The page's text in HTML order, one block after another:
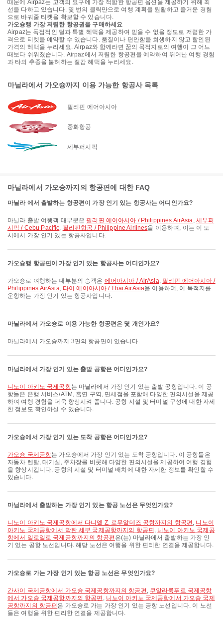
때문에 Airpaz는 고객의 요구에 가장 적합한 항공편 옵션을 제공하기 위해 최
선을 다하고 있습니다. 몇 번의 클릭만으로 여행 계획을 원활하고 즐거운 경험
으로 바꿔줄 티켓을 확보할 수 있습니다.
가오슝행 가장 저렴한 항공권을 구매하세요
Airpaz는 독점적인 딜과 특별 혜택을 제공하여 믿을 수 없을 정도로 저렴한 가
격으로 티켓을 예약할 수 있습니다. 품질이나 편안함을 희생하지 않고 할인된
가격의 혜택을 누리세요. Airpaz와 함께라면 꿈의 목적지로의 여행이 그 어느
때보다 쉬워졌습니다. Airpaz에서 저렴한 항공편을 예약하여 뛰어난 여행 경험
과 타의 추종을 불허하는 절감 혜택을 누리세요.
마닐라에서 가오슝까지 이용 가능한 항공사 목록
필리핀 에어아시아
중화항공
세부퍼시픽
마닐라에서 가오슝까지의 항공편에 대한 FAQ
마닐라 에서 출발하는 항공편이 가장 인기 있는 항공사는 어디인가요?
마닐라 출발 여행객 대부분은 필리핀 에어아시아 / Philippines AirAsia, 세부퍼
시픽 / Cebu Pacific, 필리핀항공 / Philippine Airlines을 이용하며, 이는 이 도
시에서 가장 인기 있는 항공사입니다.
가오슝행 항공편이 가장 인기 있는 항공사는 어디인가요?
가오슝로 여행하는 대부분의 승객은 에어아시아 / AirAsia, 필리핀 에어아시아 /
Philippines AirAsia, 타이 에어아시아 / Thai AirAsia을 이용하며, 이 목적지를
운항하는 가장 인기 있는 항공사입니다.
마닐라에서 가오슝로 이용 가능한 항공편은 몇 개인가요?
마닐라에서 가오슝까지 3편의 항공편이 있습니다.
마닐라에서 가장 인기 있는 출발 공항은 어디인가요?
니노이 아키노 국제공항는 마닐라에서 가장 인기 있는 출발 공항입니다. 이 공
항들은 은행 서비스/ATM, 흡연 구역, 면세점을 포함해 다양한 편의시설을 제공
하여 여행 경험을 더욱 향상시켜 줍니다. 공항 시설 및 터미널 구성에 대한 자세
한 정보도 확인하실 수 있습니다.
가오슝에서 가장 인기 있는 도착 공항은 어디인가요?
가오슝 국제공항는 가오슝에서 가장 인기 있는 도착 공항입니다. 이 공항들은
자동차 렌탈, 대기실, 주차장를 비롯해 다양한 편의시설을 제공하여 여행 경험
을 향상시킵니다. 공항의 시설 및 터미널 배치에 대한 자세한 정보를 확인할 수
있습니다.
마닐라에서 출발하는 가장 인기 있는 항공 노선은 무엇인가요?
니노이 아키노 국제공항에서 다니엘 Z. 로무알데즈 공항까지의 항공편 , 니노이
아키노 국제공항에서 막탄 세부 국제공항까지의 항공편 , 니노이 아키노 국제공
항에서 일로일로 국제공항까지의 항공편 은(는) 마닐라에서 출발하는 가장 인
기 있는 공항 노선입니다. 해당 노선은 여행을 위한 편리한 연결을 제공합니다.
가오슝로 가는 가장 인기 있는 항공 노선은 무엇인가요?
간사이 국제공항에서 가오슝 국제공항까지의 항공편 , 쿠알라룸푸르 국제공항
에서 가오슝 국제공항까지의 항공편 , 니노이 아키노 국제공항에서 가오슝 국제
공항까지의 항공편 은 가오슝로 가는 가장 인기 있는 공항 노선입니다. 이 노선
들은 여행을 위한 편리한 연결을 제공합니다.